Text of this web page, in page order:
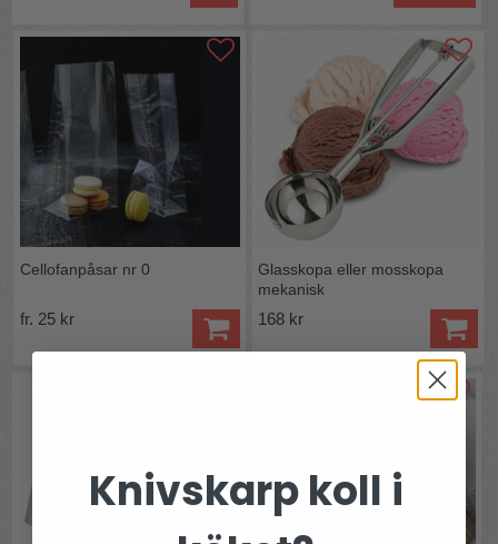
Cellofanpåsar nr 0
fr. 25 kr
Glasskopa eller mosskopa
mekanisk
168 kr
Knivskarp koll i